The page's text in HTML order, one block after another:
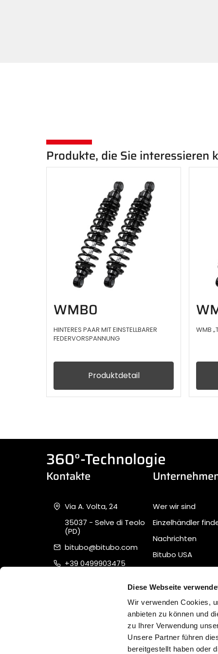
Diese Webseite
Wir verwenden Cookies,
anbieten zu können und
zu Ihrer Verwendung
Unsere Partner führen
bereitgestellt haben oder
Produkte, die Sie interessieren
WMB0
HINTERES PAAR MIT EINSTELLBARER
FEDERVORSPANNUNG
Produktdetail
WMB
360°-Technologie
Kontakte
Via A. Volta, 24
35037 - Selve di Teolo
(PD)
bitubo@bitubo.com
+39 0499903475
Wer wir sind
Einzelhändler
Nachrichten
Bitubo USA
Quality, Safety &